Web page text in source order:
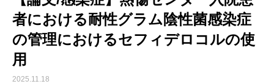
者における耐性グラム陰性菌感染症
の管理におけるセフィデロコルの使
用
2025.11.18